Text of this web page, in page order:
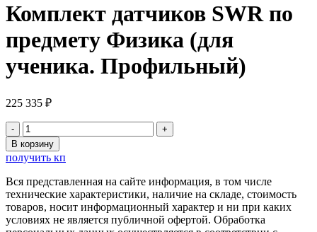
Комплект датчиков SWR по
предмету Физика (для
ученика. Профильный)
225 335 ₽
Количество
товара
Комплект
датчиков
SWR
по
предмету
Физика
(для
В корзину
получить кп
Вся представленная на сайте информация, в том числе
технические характеристики, наличие на складе, стоимость
товаров, носит информационный характер и ни при каких
условиях не является публичной офертой. Обработка